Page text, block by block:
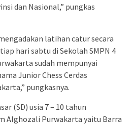
dan Nasional,” pungkas
latihan catur secara
hari sabtu di Sekolah SMPN 4
sudah mempunyai
Junior Chess Cerdas
pungkasnya.
(SD) usia 7 – 10 tahun
Alghozali Purwakarta yaitu Barra